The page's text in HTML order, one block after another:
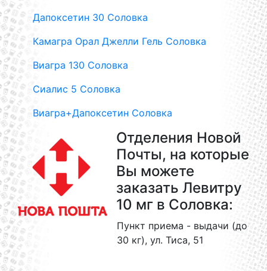
Дапоксетин 30 Соловка
Камагра Орал Джелли Гель Соловка
Виагра 130 Соловка
Сиалис 5 Соловка
Виагра+Дапоксетин Соловка
Отделения Новой
Почты, на которые
Вы можете
заказать Левитру
10 мг в Соловка:
Пункт приема - выдачи (до
30 кг), ул. Тиса, 51